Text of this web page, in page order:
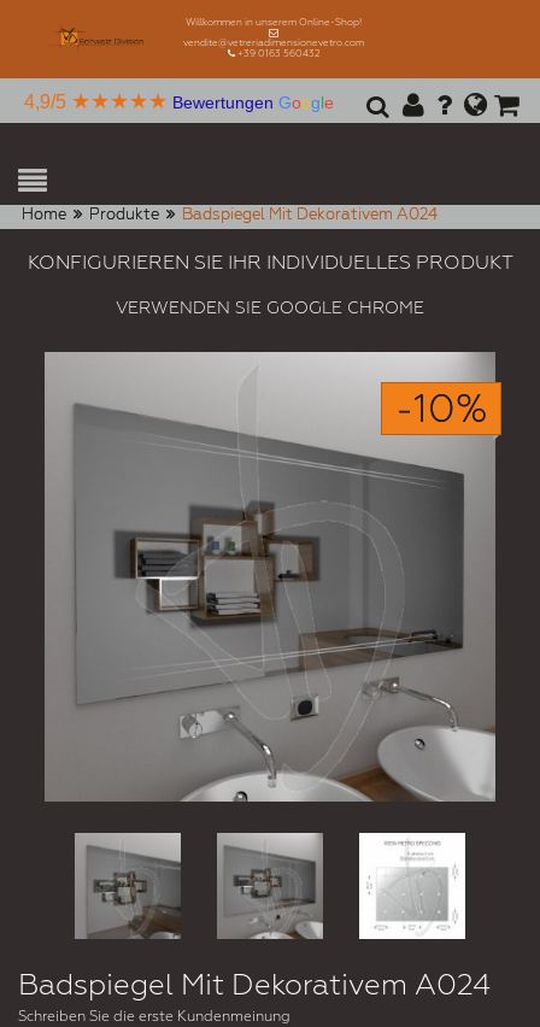
Willkommen in unserem Online-Shop!
vendite@vetreriadimensionevetro.com
+39 0163 560432
4,9/5 ★★★★★ Bewertungen Google
Home Produkte Badspiegel Mit Dekorativem A024
KONFIGURIEREN SIE IHR INDIVIDUELLES PRODUKT
VERWENDEN SIE GOOGLE CHROME
-10%
Badspiegel Mit Dekorativem A024
Schreiben Sie die erste Kundenmeinung